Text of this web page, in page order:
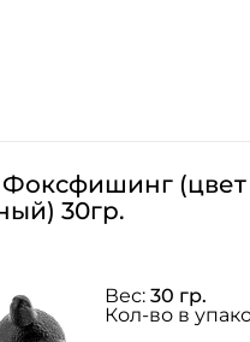
(цвет
30гр.
Вес: 30 гр.
Кол-во в